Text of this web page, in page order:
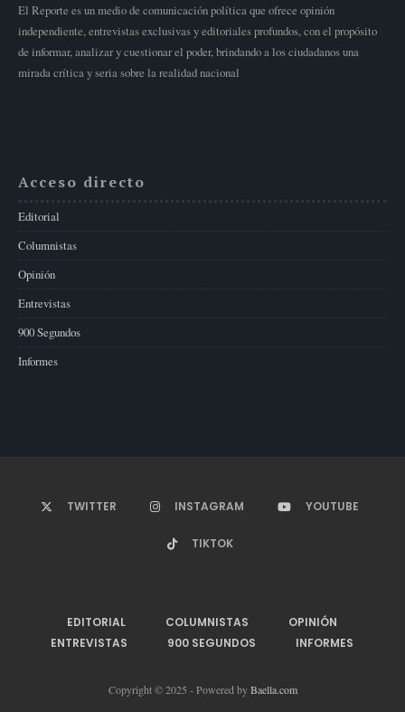
El Reporte es un medio de comunicación política que ofrece opinión
independiente, entrevistas exclusivas y editoriales profundos, con el propósito
de informar, analizar y cuestionar el poder, brindando a los ciudadanos una
mirada crítica y seria sobre la realidad nacional
Acceso directo
Editorial
Columnistas
Opinión
Entrevistas
900 Segundos
Informes
TWITTER INSTAGRAM YOUTUBE
TIKTOK
EDITORIAL COLUMNISTAS
OPINIÓN
ENTREVISTAS
900 SEGUNDOS INFORMES
Copyright © 2025 - Powered byBaella.com